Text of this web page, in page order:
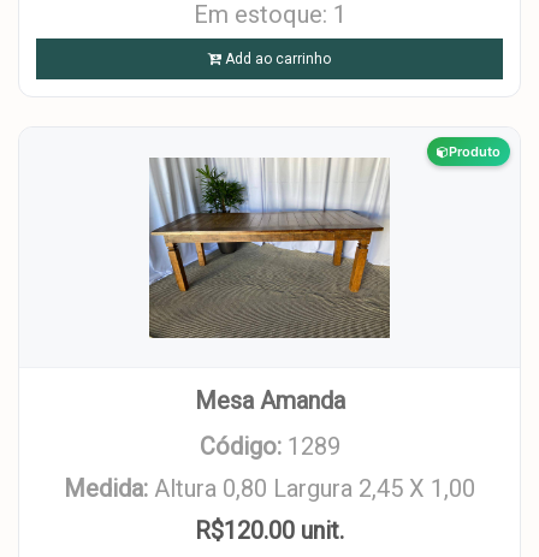
Em estoque: 1
Add ao carrinho
Produto
Mesa Amanda
Código: 1289
Medida: Altura 0,80 Largura 2,45 X 1,00
R$120.00 unit.